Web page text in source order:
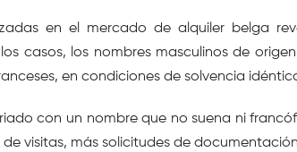
en el mercado de alquiler belga
casos, los nombres masculinos de
en condiciones de solvencia
con un nombre que no suena ni
visitas, más solicitudes de